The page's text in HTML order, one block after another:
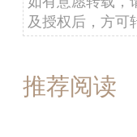
及授权后，方可
推荐阅读